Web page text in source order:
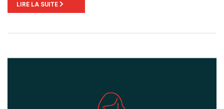
LIRE LA SUITE